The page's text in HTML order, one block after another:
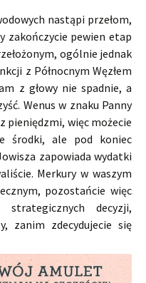
nastąpi przełom,
zakończycie pewien etap
ogólnie jednak
z Północnym Węzłem
z głowy nie spadnie, a
Wenus w znaku Panny
pieniędzmi, więc możecie
środki, ale pod koniec
zapowiada wydatki
Merkury w waszym
pozostańcie więc
decyzji,
zanim zdecydujecie się